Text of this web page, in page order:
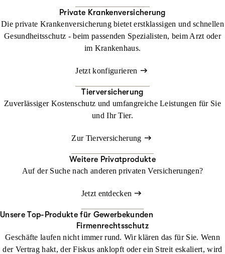
Private Krankenversicherung
Die private Krankenversicherung bietet erstklassigen und schnellen
Gesundheitsschutz - beim passenden Spezialisten, beim Arzt oder
im Krankenhaus.
Jetzt konfigurieren
Tierversicherung
Zuverlässiger Kostenschutz und umfangreiche Leistungen für Sie
und Ihr Tier.
Zur Tierversicherung
Weitere Privatprodukte
Auf der Suche nach anderen privaten Versicherungen?
Jetzt entdecken
Unsere Top-Produkte für Gewerbekunden
Firmenrechtsschutz
Geschäfte laufen nicht immer rund. Wir klären das für Sie. Wenn
der Vertrag hakt, der Fiskus anklopft oder ein Streit eskaliert, wird